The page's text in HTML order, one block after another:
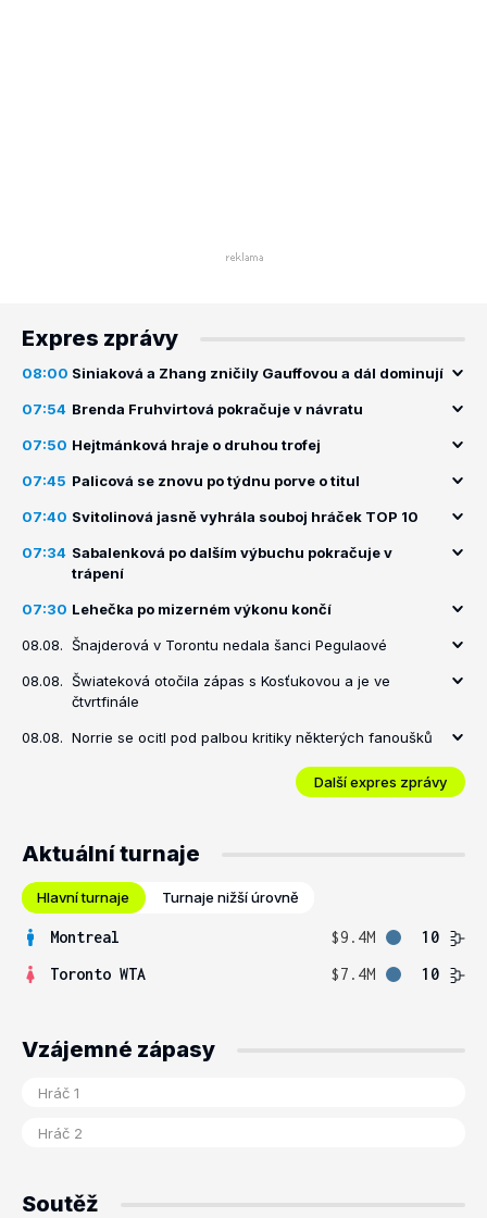
Expres zprávy
08:00 Siniaková a Zhang zničily Gauffovou a dál dominují
07:54 Brenda Fruhvirtová pokračuje v návratu
07:50 Hejtmánková hraje o druhou trofej
07:45 Palicová se znovu po týdnu porve o titul
07:40 Svitolinová jasně vyhrála souboj hráček TOP 10
07:34 Sabalenková po dalším výbuchu pokračuje v
trápení
07:30 Lehečka po mizerném výkonu končí
08.08. Šnajderová v Torontu nedala šanci Pegulaové
08.08. Šwiateková otočila zápas s Kosťukovou a je ve
čtvrtfinále
08.08. Norrie se ocitl pod palbou kritiky některých fanoušků
Další expres zprávy
Aktuální turnaje
Hlavní turnaje Turnaje nižší úrovně
Montreal $9.4M
10
Toronto WTA
$7.4M 10
Vzájemné zápasy
Soutěž